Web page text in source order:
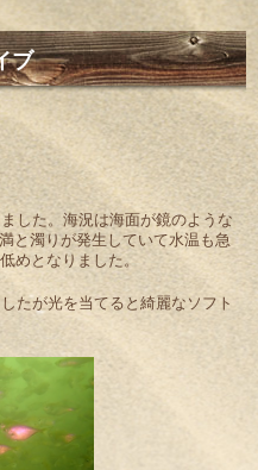
ブ
した。海況は海面が鏡のような
と濁りが発生していて水温も急
めとなりました。
たが光を当てると綺麗なソフト